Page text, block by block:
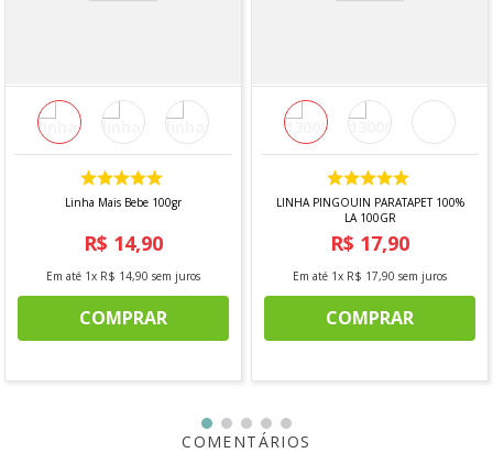
Perfeita para trabalhos delicados e fios finos
Cabo de bambu anatômico e confortável
Ponta em alumínio para melhor deslizamento
Alta precisão nos pontos
Reduz o cansaço durante o uso
Especificações Técnicas
Tamanho: 1,5 mm
Composição: Ponta em alumínio + cabo em bambu
Unidade de venda: 1 unidade
Indicação: Trabalhos em crochê com linhas finas
Linha Mais Bebe 100gr
R$ 14,90
Em até 1x R$ 14,90 sem juros
COMPRAR
LINHA PINGOUIN PARATAPET 100%
LA 100GR
R$ 17,90
Em até 1x R$ 17,90 sem juros
COMPRAR
COMENTÁRIOS